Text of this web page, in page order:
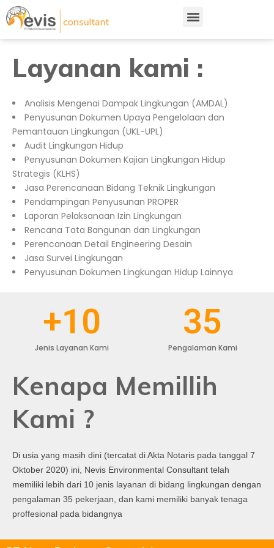
Layanan kami :
Analisis Mengenai Dampak Lingkungan (AMDAL)
Penyusunan Dokumen Upaya Pengelolaan dan
Pemantauan Lingkungan (UKL-UPL)
Audit Lingkungan Hidup
Penyusunan Dokumen Kajian Lingkungan Hidup
Strategis (KLHS)
Jasa Perencanaan Bidang Teknik Lingkungan
Pendampingan Penyusunan PROPER
Laporan Pelaksanaan Izin Lingkungan
Rencana Tata Bangunan dan Lingkungan
Perencanaan Detail Engineering Desain
Jasa Survei Lingkungan
Penyusunan Dokumen Lingkungan Hidup Lainnya
+10
Jenis Layanan Kami
35
Pengalaman Kami
Kenapa Memillih
Kami ?
Di usia yang masih dini (tercatat di Akta Notaris pada tanggal 7
Oktober 2020) ini, Nevis Environmental Consultant telah
memiliki lebih dari 10 jenis layanan di bidang lingkungan dengan
pengalaman 35 pekerjaan, dan kami memiliki banyak tenaga
proffesional pada bidangnya